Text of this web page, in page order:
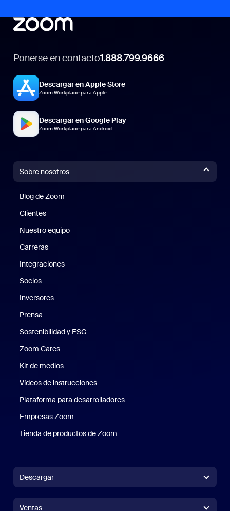
Ponerse en contacto1.888.799.9666
Descargar en Apple Store
Zoom Workplace para Apple
Descargar en Google Play
Zoom Workplace para Android
Sobre nosotros
Blog de Zoom
Clientes
Nuestro equipo
Carreras
Integraciones
Socios
Inversores
Prensa
Sostenibilidad y ESG
Zoom Cares
Kit de medios
Vídeos de instrucciones
Plataforma para desarrolladores
Empresas Zoom
Tienda de productos de Zoom
Descargar
Ventas